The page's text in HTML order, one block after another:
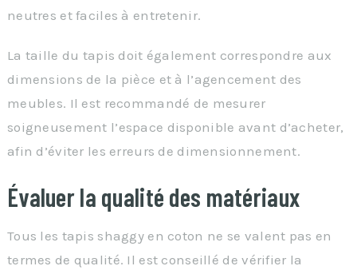
neutres et faciles à entretenir.
La taille du tapis doit également correspondre aux
dimensions de la pièce et à l’agencement des
meubles. Il est recommandé de mesurer
soigneusement l’espace disponible avant d’acheter,
afin d’éviter les erreurs de dimensionnement.
Évaluer la qualité des matériaux
Tous les tapis shaggy en coton ne se valent pas en
termes de qualité. Il est conseillé de vérifier la